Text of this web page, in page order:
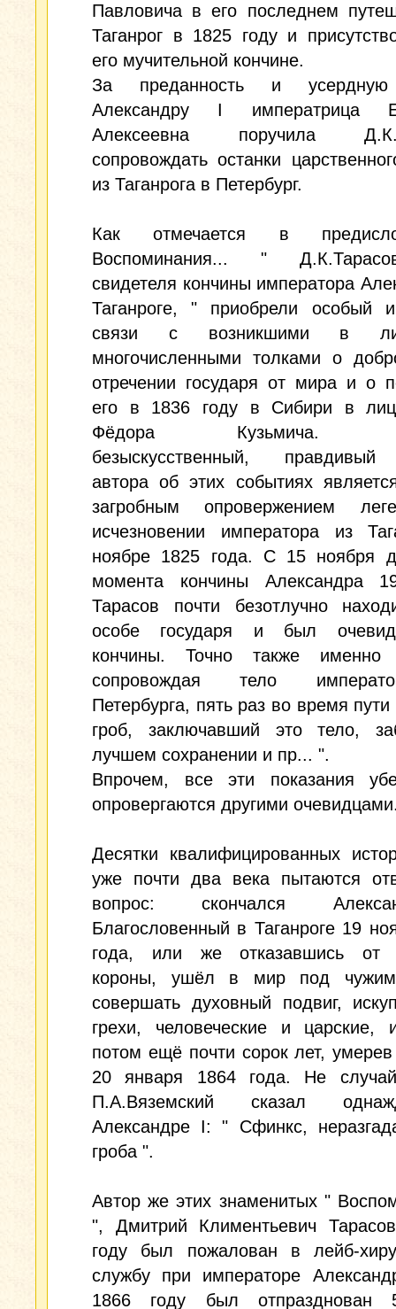
Павловича в его последнем
Таганрог в 1825 году и
его мучительной кончине.
За преданность и
Александру I императрица
Алексеевна поручила
сопровождать останки
из Таганрога в Петербург.
Как отмечается в
Воспоминания... "
свидетеля кончины императора
Таганроге, " приобрели особый
связи с возникшими в
многочисленными толками о
отречении государя от мира и о
его в 1836 году в Сибири в
Фёдора Кузьмича.
безыскусственный, правдивый
автора об этих событиях
загробным опровержением
исчезновении императора из
ноябре 1825 года. С 15 ноября
момента кончины Александра
Тарасов почти безотлучно
особе государя и был
кончины. Точно также именно
сопровождая тело
Петербурга, пять раз во время
гроб, заключавший это тело,
лучшем сохранении и пр... ".
Впрочем, все эти показания
опровергаются другими
Десятки квалифицированных
уже почти два века пытаются
вопрос: скончался
Благословенный в Таганроге 19
года, или же отказавшись от
короны, ушёл в мир под
совершать духовный подвиг,
грехи, человеческие и царские,
потом ещё почти сорок лет,
20 января 1864 года. Не
П.А.Вяземский сказал
Александре I: " Сфинкс,
гроба ".
Автор же этих знаменитых "
", Дмитрий Климентьевич
году был пожалован в лейб-
службу при императоре
1866 году был отпразднован